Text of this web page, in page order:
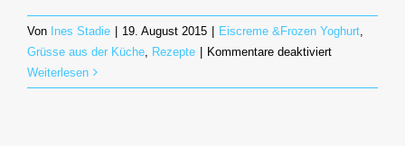
Von Ines Stadie | 19. August 2015 | Eiscreme &Frozen Yoghurt
Grüsse aus der Küche Rezepte | Kommentare deaktiviertfür
Joghurt-
Weiterlesen